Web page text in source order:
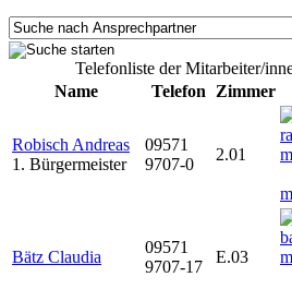
Telefonliste der Mitarbeiter/
Name
Telefon Zimmer
Robisch Andreas
1. Bürgermeister
09571
9707-0
2.01
Bätz Claudia
09571
9707-17
E.03